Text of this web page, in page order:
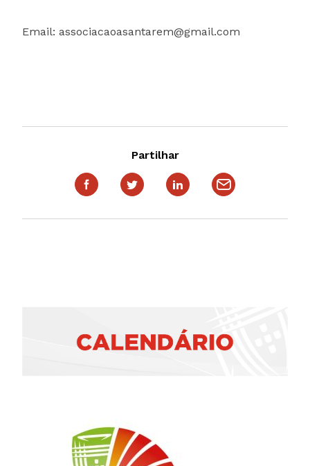
Email: associacaoasantarem@gmail.com
Partilhar